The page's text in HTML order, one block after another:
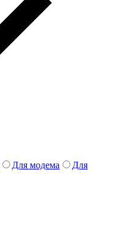
Для модема
Для